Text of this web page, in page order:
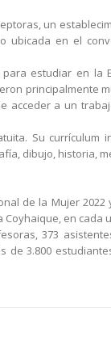
un
ubicada en el
estudiar en
principalmente
a un
Su currículum
dibujo, historia,
de la Mujer
en cada
373
3.800